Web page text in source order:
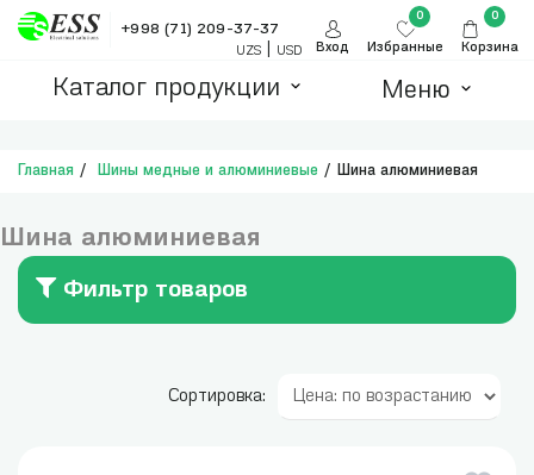
+998 (71) 209-37-37
UZS USD Вход Избранные
0
Корзина
0
Каталог продукции Меню
Главная Шины медные и алюминиевые Шина алюминиевая
Шина алюминиевая
Фильтр товаров
Сортировка: